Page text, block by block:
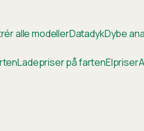
alle modellerDatadykDybe
Ladepriser på fartenElpriser